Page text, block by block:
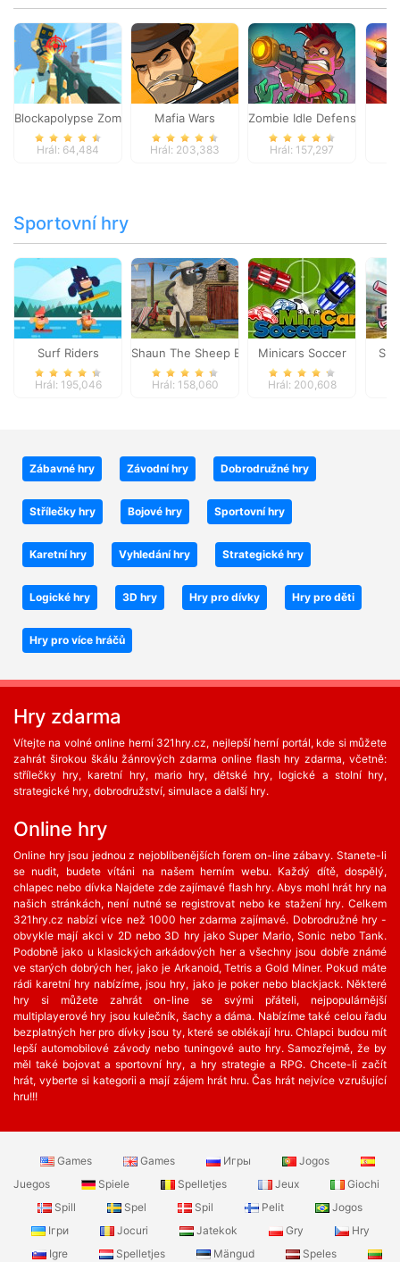
Blockapolypse Zombie Shooter
Hrál: 64,484
Mafia Wars
Hrál: 203,383
Zombie Idle Defense
Hrál: 157,297
Sportovní hry
Surf Riders
Hrál: 195,046
Shaun The Sheep Baahmy Golf
Hrál: 158,060
Minicars Soccer
Hrál: 200,608
Zábavné hry Závodní hry Dobrodružné hry
Střílečky hry Bojové hry Sportovní hry
Karetní hry Vyhledání hry Strategické hry
Logické hry 3D hry Hry pro dívky Hry pro děti
Hry pro více hráčů
Hry zdarma
Vítejte na volné online herní 321hry.cz, nejlepší herní portál, kde si můžete
zahrát širokou škálu žánrových zdarma online flash hry zdarma, včetně:
střílečky hry, karetní hry, mario hry, dětské hry, logické a stolní hry,
strategické hry, dobrodružství, simulace a další hry.
Online hry
Online hry jsou jednou z nejoblíbenějších forem on-line zábavy. Stanete-li
se nudit, budete vítáni na našem herním webu. Každý dítě, dospělý,
chlapec nebo dívka Najdete zde zajímavé flash hry. Abys mohl hrát hry na
našich stránkách, není nutné se registrovat nebo ke stažení hry. Celkem
321hry.cz nabízí více než 1000 her zdarma zajímavé. Dobrodružné hry -
obvykle mají akci v 2D nebo 3D hry jako Super Mario, Sonic nebo Tank.
Podobně jako u klasických arkádových her a všechny jsou dobře známé
ve starých dobrých her, jako je Arkanoid, Tetris a Gold Miner. Pokud máte
rádi karetní hry nabízíme, jsou hry, jako je poker nebo blackjack. Některé
hry si můžete zahrát on-line se svými přáteli, nejpopulárnější
multiplayerové hry jsou kulečník, šachy a dáma. Nabízíme také celou řadu
bezplatných her ​​pro dívky jsou ty, které se oblékají hru. Chlapci budou mít
lepší automobilové závody nebo tuningové auto hry. Samozřejmě, že by
měl také bojovat a sportovní hry, a hry strategie a RPG. Chcete-li začít
hrát, vyberte si kategorii a mají zájem hrát hru. Čas hrát nejvíce vzrušující
hru!!!
Games Games Игры
Jogos
Juegos
Spiele Spelletjes Jeux
Giochi
Spill
Spel Spil Pelit
Jogos
Ігри
Jocuri Jatekok Gry
Hry
Igre
Spelletjes Mängud Speles